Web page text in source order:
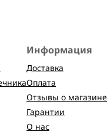
Информация
Доставка
Оплата
Отзывы о магазине
Гарантии
О нас